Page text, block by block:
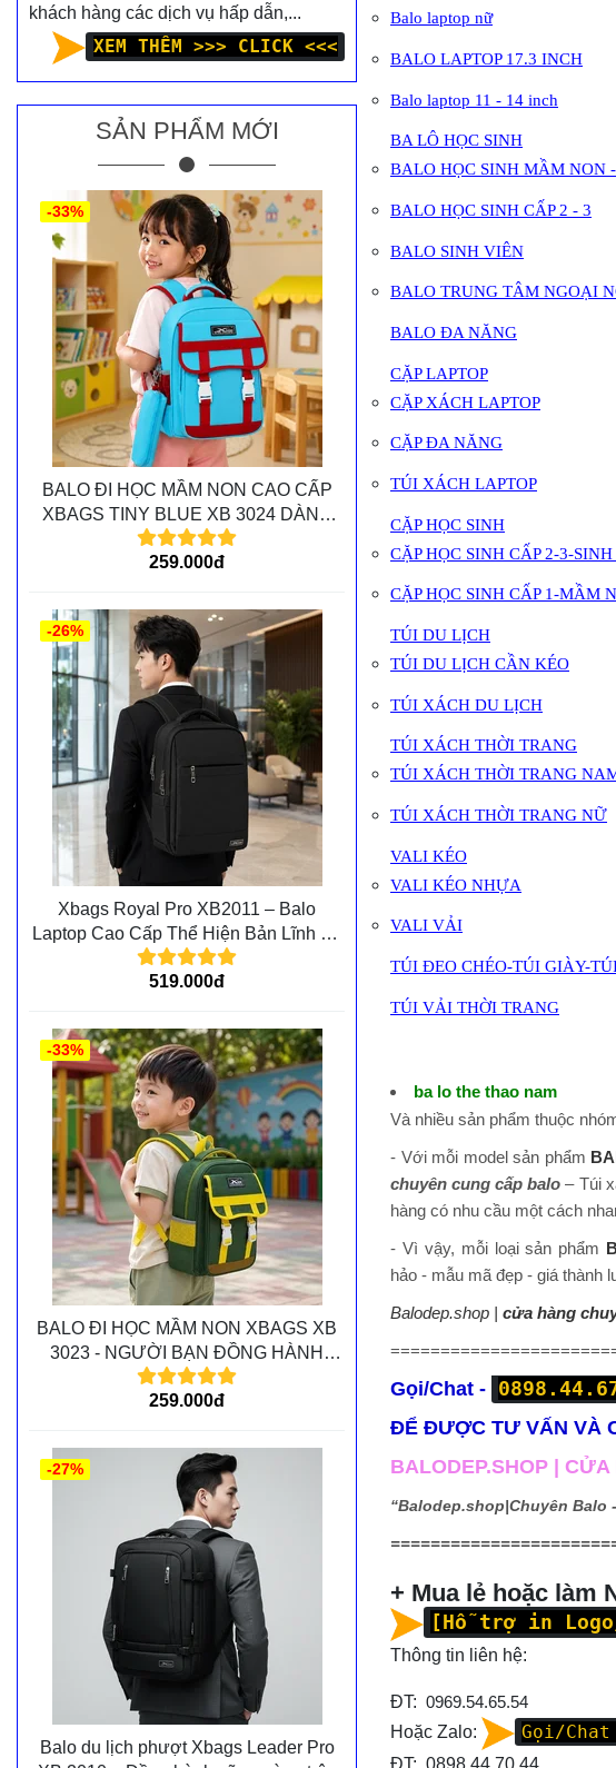
Balo laptop nữ
BALO LAPTOP 17.3 INCH
Balo laptop 11 - 14 inch
BA LÔ HỌC SINH
BALO HỌC SINH MẦM NON -
BALO HỌC SINH CẤP 2 - 3
BALO SINH VIÊN
BALO TRUNG TÂM NGOẠI
BALO ĐA NĂNG
CẶP LAPTOP
CẶP XÁCH LAPTOP
CẶP ĐA NĂNG
TÚI XÁCH LAPTOP
CẶP HỌC SINH
CẶP HỌC SINH CẤP 2-3-
CẶP HỌC SINH CẤP 1-MẦM
TÚI DU LỊCH
TÚI DU LỊCH CẦN KÉO
TÚI XÁCH DU LỊCH
TÚI XÁCH THỜI TRANG
TÚI XÁCH THỜI TRANG
TÚI XÁCH THỜI TRANG NỮ
VALI KÉO
VALI KÉO NHỰA
VALI VẢI
TÚI ĐEO CHÉO-TÚI GIÀY-
TÚI VẢI THỜI TRANG
ba lo the thao nam
Và nhiều sản phẩm thuộc
- Với mỗi model sản phẩm
chuyên cung cấp balo – Túi
hàng có nhu cầu một cách
- Vì vậy, mỗi loại sản phẩm
hảo - mẫu mã đẹp - giá thành
Balodep.shop | cửa hàng
Gọi/Chat -
ĐỂ ĐƯỢC TƯ VẤN VÀ
BALODEP.SHOP |
“Balodep.shop|Chuyên Balo
+ Mua lẻ hoặc làm
[Hỗ trợ in
Thông tin liên hệ:
ĐT: 0969.54.65.54
Hoặc Zalo: Gọi/
ĐT: 0898.44.70.44
khách hàng các dịch vụ hấp dẫn,...
XEM THÊM >>> CLICK <<<
SẢN PHẨM MỚI
BALO ĐI HỌC MẦM NON CAO CẤP
XBAGS TINY BLUE XB 3024 DÀNH
CHO CÁC BÉ MẦM NON
259.000đ
-33%
Xbags Royal Pro XB2011 – Balo
Laptop Cao Cấp Thể Hiện Bản Lĩnh Và
Đẳng Cấp Cá Nhân
519.000đ
-26%
BALO ĐI HỌC MẦM NON XBAGS XB
3023 - NGƯỜI BẠN ĐỒNG HÀNH
CÙNG CÁC BÉ TRÊN MỌI CHẶNG
ĐƯỜNG
259.000đ
-33%
Balo du lịch phượt Xbags Leader Pro
-27%